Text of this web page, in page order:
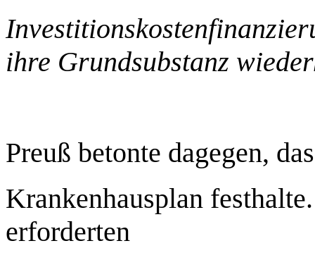
ihre Grundsubstanz
Preuß betonte dagegen,
Krankenhausplan
erforderten